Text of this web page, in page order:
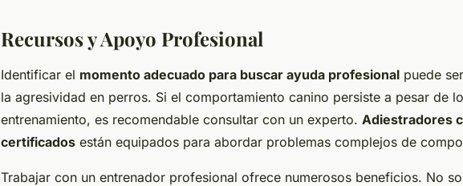
Recursos y Apoyo Profesional
Identificar el momento adecuado para buscar ayuda profesional puede
la agresividad en perros. Si el comportamiento canino persiste a pesar de
entrenamiento, es recomendable consultar con un experto. Adiestradores
certificados están equipados para abordar problemas complejos de
Trabajar con un entrenador profesional ofrece numerosos beneficios. No